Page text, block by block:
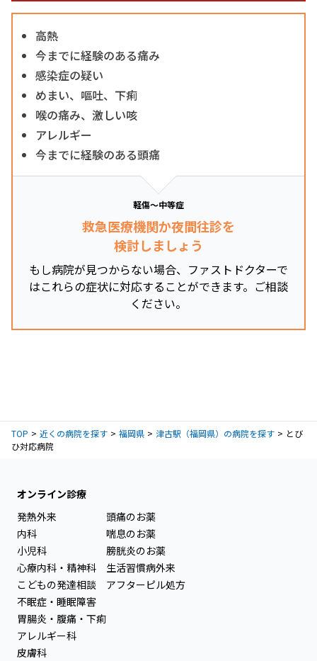
高熱
今までに経験のある痛み
感染症の疑い
めまい、嘔吐、下痢
喉の痛み、激しい咳
アレルギー
今までに経験のある頭痛
軽傷～中等症
救急医療機関か夜間往診を
検討しましょう
もし病院が見つからない場合、ファストドクターで
はこれらの症状に対応することができます。ご相談
ください。
TOP 近くの病院を探す 福岡県 津古駅（福岡県）の病院を探す
とび
ひ対応病院
オンライン診療
発熱外来
内科
小児科
心療内科・精神科
こどもの発達相談
不眠症・睡眠障害
胃腸炎・腹痛・下痢
アレルギー科
皮膚科
頭痛のお薬
喘息のお薬
膀胱炎のお薬
生活習慣病外来
アフターピル処方